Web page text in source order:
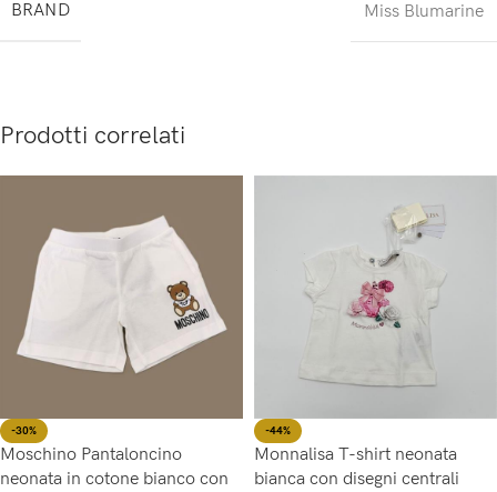
BRAND Miss Blumarine
Prodotti correlati
-30%
Moschino Pantaloncino
neonata in cotone bianco con
-44%
Monnalisa T-shirt neonata
bianca con disegni centrali